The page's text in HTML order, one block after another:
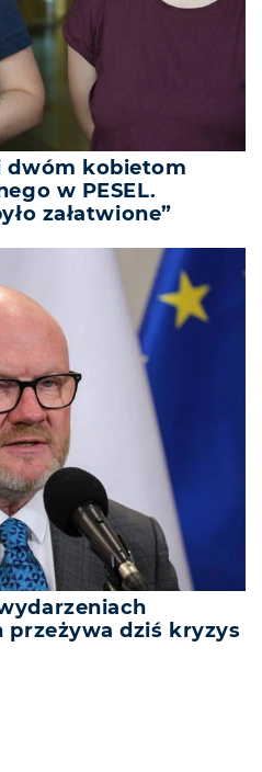
dwóm kobietom
w PESEL.
załatwione”
przeżywa dziś kryzys